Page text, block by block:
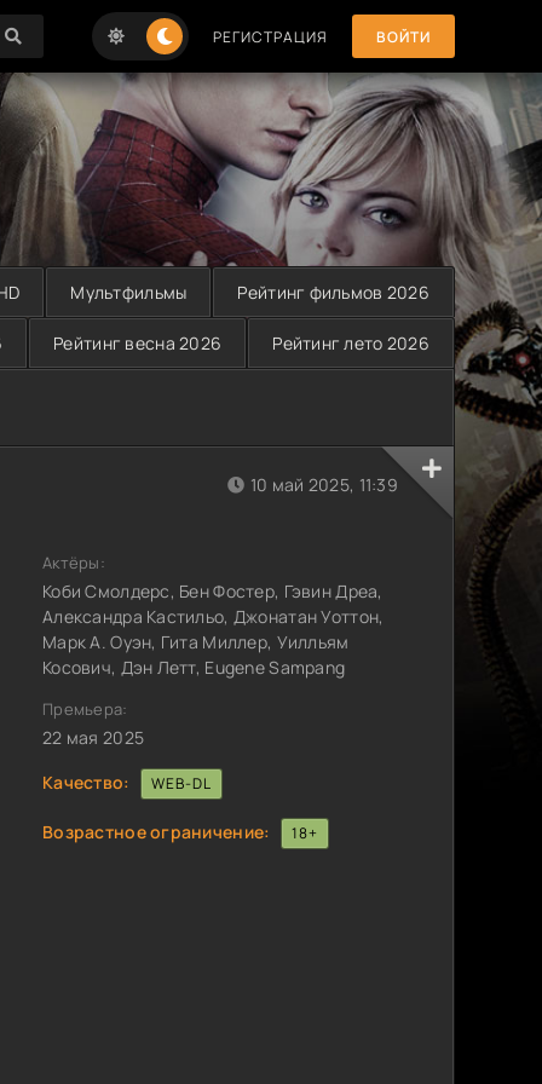
РЕГИСТРАЦИЯ ВОЙТИ
Мультфильмы Рейтинг фильмов 2026
Рейтинг весна 2026 Рейтинг лето 2026
10 май 2025, 11:39
Актёры:
Коби Смолдерс, Бен Фостер, Гэвин Дреа,
Александра Кастильо, Джонатан Уоттон,
Марк А. Оуэн, Гита Миллер, Уилльям
Косович, Дэн Летт, Eugene Sampang
Премьера:
22 мая 2025
Качество:
WEB-DL
Возрастное ограничение: 18+